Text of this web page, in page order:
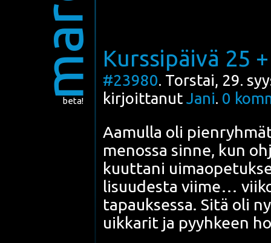
beta!
Kurssipäivä 25
#23980. Torstai, 29.
kirjoittanut Jani. 0
Aamul­la oli
menos­sa sin­ne, kun
kuut­ta­ni
li­suu­des­ta vii­me…
tapauk­ses­sa. Sitä oli
uik­ka­rit ja pyyh­keen